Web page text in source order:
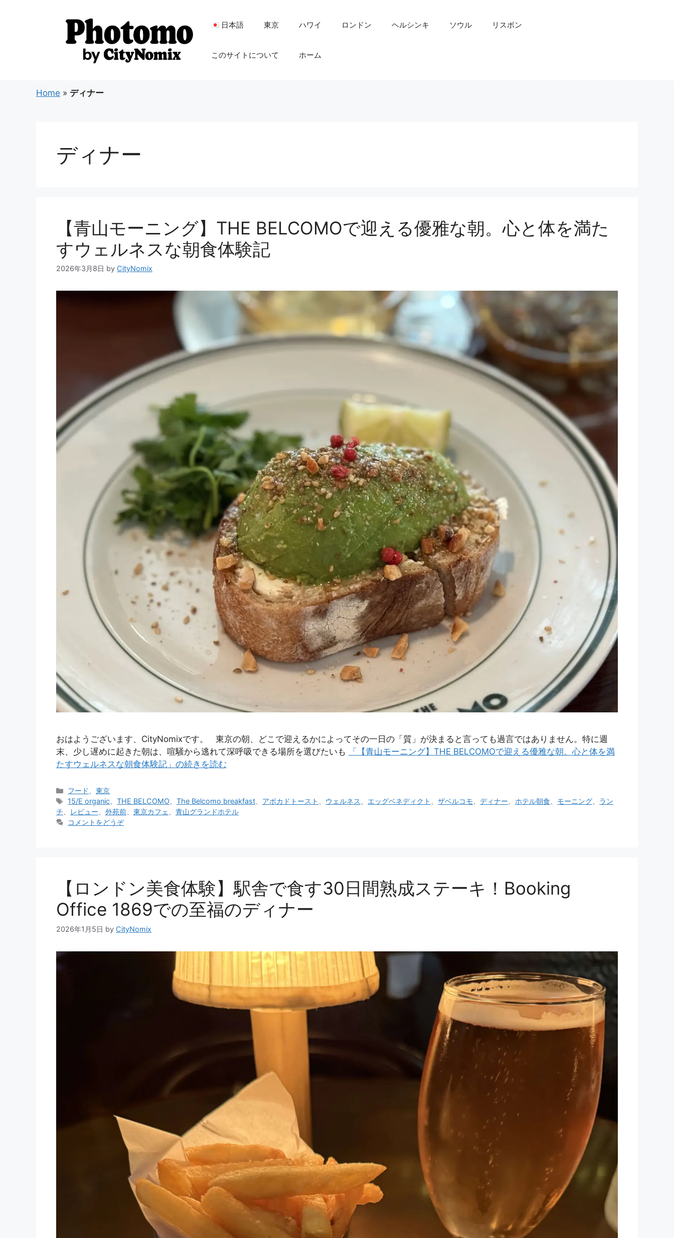
日本語 東京 ハワイ ロンドン ヘルシンキ ソウル リスボン
このサイトについて ホーム
Home » ディナー
ディナー
【青山モーニング】THE BELCOMOで迎える優雅な朝。心と体を満た
すウェルネスな朝食体験記
2026年3月8日 by CityNomix
おはようございます、CityNomixです。 東京の朝、どこで迎えるかによってその一日の「質」が決まると言っても過言ではありません。特に週
末、少し遅めに起きた朝は、喧騒から逃れて深呼吸できる場所を選びたいも
「【青山モーニング】THE BELCOMOで迎える優雅な朝。心と体を満
たすウェルネスな朝食体験記」の続きを読む
カ
テ
ゴ
リ
フード 、東京
タ
グ
15/E organic 、THE BELCOMO 、The Belcomo breakfast アボカドトースト ウェルネス エッグベネディクト 、ザベルコモ 、ディナー ホテル朝食 モーニング
ラン
チ
レビュー 外苑前 東京カフェ
青山グランドホテル
コメントをどうぞ
【ロンドン美食体験】駅舎で食す30日間熟成ステーキ！Booking
Office 1869での至福のディナー
2026年1月5日 by CityNomix